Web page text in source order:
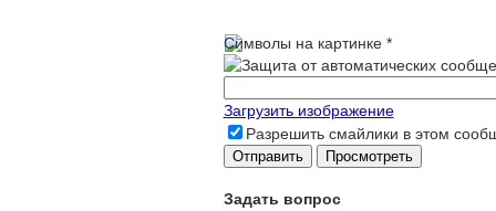
Символы на картинке*
Загрузить изображение
Разрешить смайлики в этом
Задать вопрос